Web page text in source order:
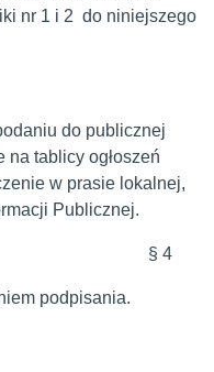
nr 1 i 2 do niniejszego
do publicznej
tablicy ogłoszeń
w prasie lokalnej,
Publicznej.
podpisania.